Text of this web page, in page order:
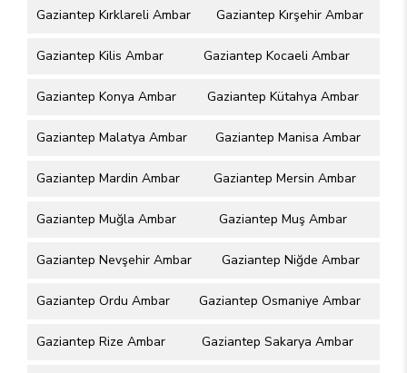
Gaziantep Kırklareli Ambar Gaziantep Kırşehir Ambar
Gaziantep Kilis Ambar Gaziantep Kocaeli Ambar
Gaziantep Konya Ambar Gaziantep Kütahya Ambar
Gaziantep Malatya Ambar Gaziantep Manisa Ambar
Gaziantep Mardin Ambar Gaziantep Mersin Ambar
Gaziantep Muğla Ambar Gaziantep Muş Ambar
Gaziantep Nevşehir Ambar Gaziantep Niğde Ambar
Gaziantep Ordu Ambar Gaziantep Osmaniye Ambar
Gaziantep Rize Ambar Gaziantep Sakarya Ambar